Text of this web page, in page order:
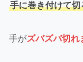
手に巻き付けて切
手がズバズバ切れ